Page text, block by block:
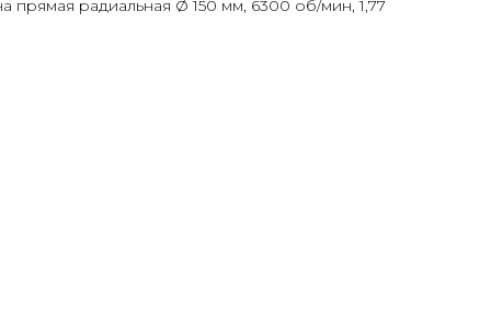
радиальная Ø 150 мм, 6300 об/мин, 1,77